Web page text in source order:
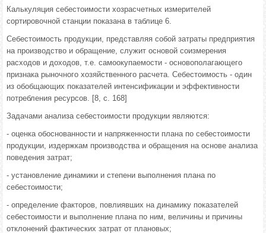
Калькуляция себестоимости хозрасчетных измерителей
сортировочной станции показана в таблице 6.
Себестоимость продукции, представляя собой затраты предприятия
на производство и обращение, служит основой соизмерения
расходов и доходов, т.е. самоокупаемости - основополагающего
признака рыночного хозяйственного расчета. Себестоимость - один
из обобщающих показателей интенсификации и эффективности
потребления ресурсов. [8, с. 168]
Задачами анализа себестоимости продукции являются:
- оценка обоснованности и напряженности плана по себестоимости
продукции, издержкам производства и обращения на основе анализа
поведения затрат;
- установление динамики и степени выполнения плана по
себестоимости;
- определение факторов, повлиявших на динамику показателей
себестоимости и выполнение плана по ним, величины и причины
отклонений фактических затрат от плановых;